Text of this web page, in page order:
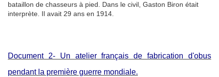
bataillon de chasseurs à pied. Dans le civil, Gaston Biron était
interprète. Il avait 29 ans en 1914.
Document 2- Un atelier français de fabrication d'obus
pendant la première guerre mondiale.